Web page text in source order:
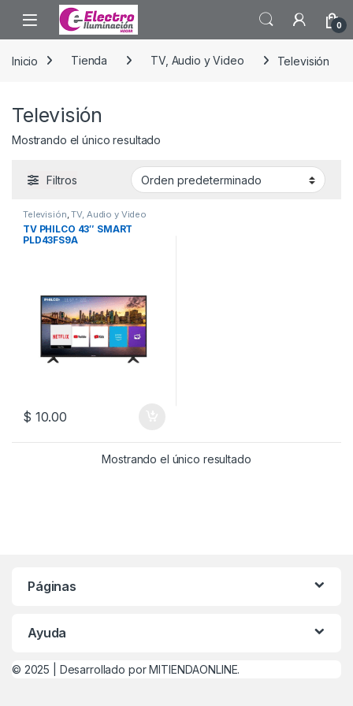
Saltar a la navegación
Saltar al contenido
0
Inicio Tienda TV, Audio y Video Televisión
Televisión
Mostrando el único resultado
Filtros
Televisión,TV, Audio y Video
TV PHILCO 43″ SMART
PLD43FS9A
$ 10.00
Mostrando el único resultado
Páginas
Ayuda
© 2025 | Desarrollado por MITIENDAONLINE.